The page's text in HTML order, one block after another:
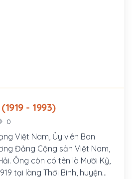
Phan Ngọc Sến (1919 - 1993)
0
Việt Nam, Ủy viên Ban
Đảng Cộng sản Việt Nam,
Ông còn có tên là Mười Kỷ,
tại làng Thới Bình, huyện